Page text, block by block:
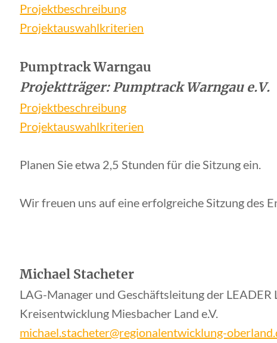
Projektbeschreibung
Projektauswahlkriterien
Pumptrack Warngau
Projektträger: Pumptrack Warngau e.V.
Projektbeschreibung
Projektauswahlkriterien
Planen Sie etwa 2,5 Stunden für die Sitzung ein.
Wir freuen uns auf eine erfolgreiche Sitzung des
Michael Stacheter
LAG-Manager und Geschäftsleitung der LEADER
Kreisentwicklung Miesbacher Land e.V.
michael.stacheter@regionalentwicklung-